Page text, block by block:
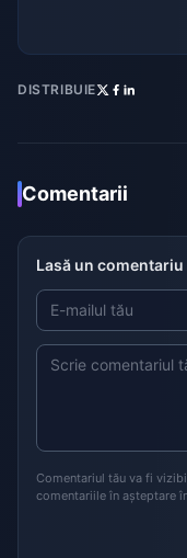
DISTRIBUIE
Comentarii
Lasă un comentariu
Comentariul tău va fi
comentariile în așteptare